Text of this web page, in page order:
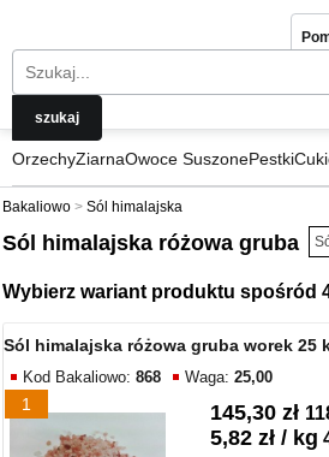
OrzechyZiarnaOwoce SuszonePestki
Bakaliowo Sól himalajska
Sól himalajska różowa gruba
Wybierz wariant produktu spośród
1
Sól himalajska różowa gruba worek 25
Kod Bakaliowo:868 Waga:25,00
145,30 zł
5,82 zł / kg